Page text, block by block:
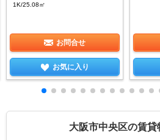
1K/25.08㎡
お問合せ
お気に入り
大阪市中央区の賃貸